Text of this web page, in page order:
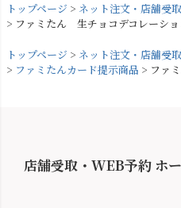
トップページ ネット注文・店舗受取
ファミたん 生チョコデコレーシ
トップページ ネット注文・店舗受取
ファミたんカード提示商品
ファ
店舗受取・WEB予約 ホ